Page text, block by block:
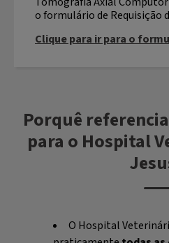
o formulário de Requisição
Clique para ir para o
Porquê
para o Hospital
O Hospital